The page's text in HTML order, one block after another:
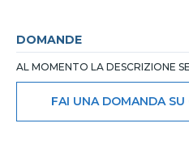
DOMANDE
AL MOMENTO LA DESCRIZIONE
FAI UNA DOMANDA